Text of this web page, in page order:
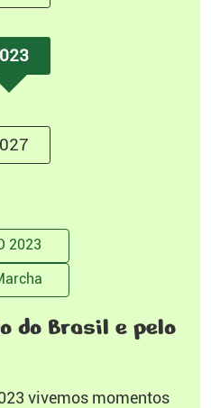
2023
do Brasil e pelo
vivemos momentos